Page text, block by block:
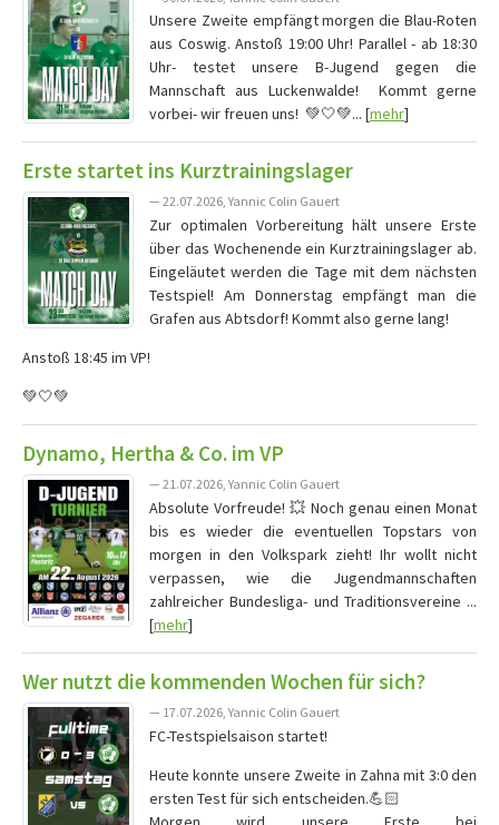
Unsere Zweite empfängt morgen die Blau-Roten
aus Coswig. Anstoß 19:00 Uhr! Parallel - ab 18:30
Uhr- testet unsere B-Jugend gegen die
Mannschaft aus Luckenwalde! Kommt gerne
vorbei- wir freuen uns! 💚🤍💚... [mehr]
Erste startet ins Kurztrainingslager
— 22.07.2026, Yannic Colin Gauert
Zur optimalen Vorbereitung hält unsere Erste
über das Wochenende ein Kurztrainingslager ab.
Eingeläutet werden die Tage mit dem nächsten
Testspiel! Am Donnerstag empfängt man die
Grafen aus Abtsdorf! Kommt also gerne lang!
Anstoß 18:45 im VP!
💚🤍💚
Dynamo, Hertha & Co. im VP
— 21.07.2026, Yannic Colin Gauert
Absolute Vorfreude! 💥 Noch genau einen Monat
bis es wieder die eventuellen Topstars von
morgen in den Volkspark zieht! Ihr wollt nicht
verpassen, wie die Jugendmannschaften
zahlreicher Bundesliga- und Traditionsvereine ...
[mehr]
Wer nutzt die kommenden Wochen für sich?
— 17.07.2026, Yannic Colin Gauert
FC-Testspielsaison startet!
Heute konnte unsere Zweite in Zahna mit 3:0 den
ersten Test für sich entscheiden.💪🏻